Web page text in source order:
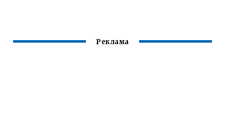
Реклама